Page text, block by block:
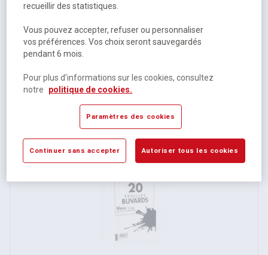
Buvard 16x21 blanc 100g - Clairefontaine
Disponible
recueillir des statistiques.
Vous pouvez accepter, refuser ou personnaliser
vos préférences. Vos choix seront sauvegardés
pendant 6 mois.
Pour plus d’informations sur les cookies, consultez
notre
politique de cookies.
Paramètres des cookies
Continuer sans accepter Autoriser tous les cookies